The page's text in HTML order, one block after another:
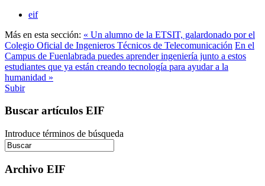
eif
Más en esta sección: « Un alumno de la ETSIT, galardonado por el
Colegio Oficial de Ingenieros Técnicos de Telecomunicación En el
Campus de Fuenlabrada puedes aprender ingeniería junto a estos
estudiantes que ya están creando tecnología para ayudar a la
humanidad »
Subir
Buscar artículos EIF
Introduce términos de búsqueda
Archivo EIF